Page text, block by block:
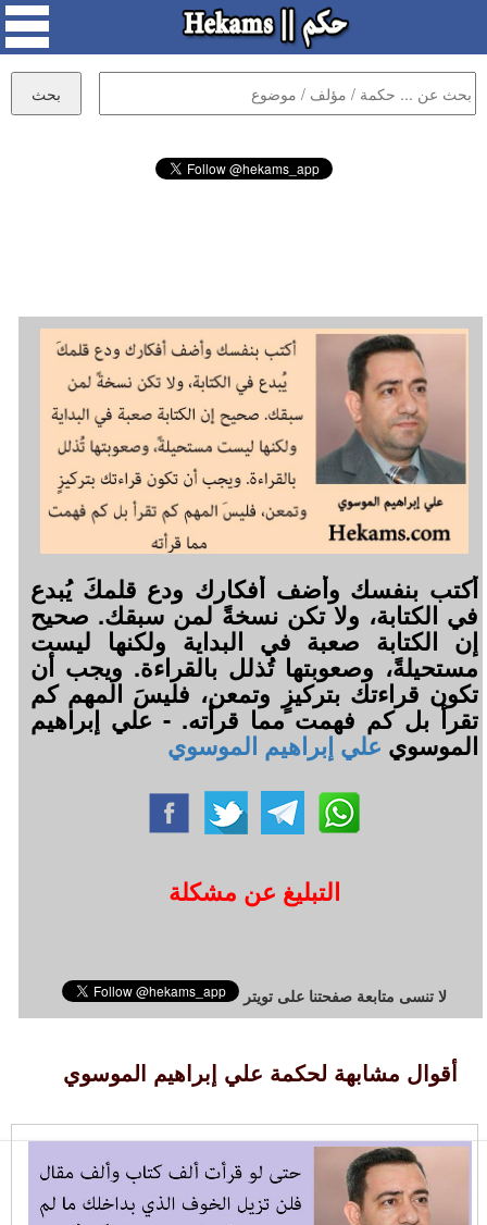
أكتب بنفسك وأضف أفكارك ودع قلمكَ يُبدع
في الكتابة، ولا تكن نسخةً لمن سبقك. صحيح
إن الكتابة صعبة في البداية ولكنها ليست
مستحيلةً، وصعوبتها تُذلل بالقراءة. ويجب أن
تكون قراءتك بتركيزٍ وتمعن، فليسَ المهم كم
تقرأ بل كم فهمت مما قرأته. - علي إبراهيم
الموسوي علي إبراهيم الموسوي
التبليغ عن مشكلة
لا تنسى متابعة صفحتنا على تويتر
أقوال مشابهة لحكمة علي إبراهيم الموسوي